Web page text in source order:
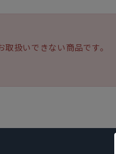
扱いできない商品です。